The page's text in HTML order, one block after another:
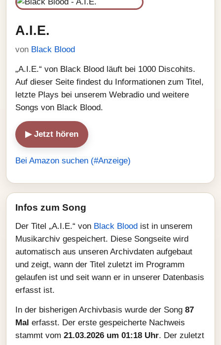
A.I.E.
von Black Blood
„A.I.E.“ von Black Blood läuft bei 1000 Discohits.
Auf dieser Seite findest du Informationen zum Titel,
letzte Plays bei unserem Webradio und weitere
Songs von Black Blood.
▶ Jetzt hören
Bei Amazon suchen (#Anzeige)
Infos zum Song
Der Titel „A.I.E.“ von Black Blood ist in unserem
Musikarchiv gespeichert. Diese Songseite wird
automatisch aus unseren Archivdaten aufgebaut
und zeigt, wann der Titel zuletzt im Programm
gelaufen ist und seit wann er in unserer Datenbasis
erfasst ist.
In der bisherigen Archivbasis wurde der Song 87
Mal erfasst. Der erste gespeicherte Nachweis
stammt vom 21.03.2026 um 01:18 Uhr. Der zuletzt